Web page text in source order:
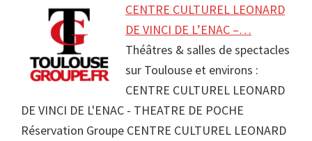
CENTRE CULTUREL LEONARD
DE VINCI DE L’ENAC –…
Théâtres & salles de spectacles
sur Toulouse et environs :
CENTRE CULTUREL LEONARD
DE VINCI DE L'ENAC - THEATRE DE POCHE
Réservation Groupe CENTRE CULTUREL LEONARD